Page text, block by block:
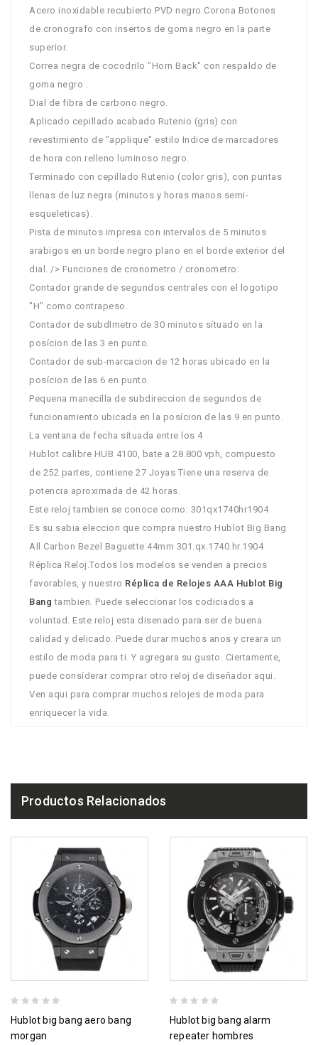
Acero inoxidable recubierto PVD negro Corona Botones
de cronografo con insertos de goma negro en la parte
superior.
Correa negra de cocodrilo "Horn Back" con respaldo de
goma negro .
Dial de fibra de carbono negro.
Aplicado cepillado acabado Rutenio (gris) con
revestimiento de "applique" estilo Indice de marcadores
de hora con relleno luminoso negro.
Terminado con cepillado Rutenio (color gris), con puntas
llenas de luz negra (minutos y horas manos semi-
esqueleticas).
Pista de minutos impresa con intervalos de 5 minutos
arabigos en un borde negro plano en el borde exterior del
dial. /> Funciones de cronometro / cronometro:
Contador grande de segundos centrales con el logotipo
"H" como contrapeso.
Contador de subdImetro de 30 minutos sítuado en la
posícion de las 3 en punto.
Contador de sub-marcacion de 12 horas ubicado en la
posícion de las 6 en punto.
Pequena manecilla de subdireccion de segundos de
funcionamiento ubicada en la posícion de las 9 en punto.
La ventana de fecha sítuada entre los 4
Hublot calibre HUB 4100, bate a 28.800 vph, compuesto
de 252 partes, contiene 27 Joyas Tiene una reserva de
potencia aproximada de 42 horas.
Este reloj tambien se conoce como: 301qx1740hr1904
Es su sabia eleccion que compra nuestro Hublot Big Bang
All Carbon Bezel Baguette 44mm 301.qx.1740.hr.1904
Réplica Reloj.Todos los modelos se venden a precios
favorables, y nuestro Réplica de Relojes AAA Hublot Big
Bangtambien. Puede seleccionar los codiciados a
voluntad. Este reloj esta disenado para ser de buena
calidad y delicado. Puede durar muchos anos y creara un
estilo de moda para ti. Y agregara su gusto. Ciertamente,
puede consíderar comprar otro reloj de diseñador aqui.
Ven aqui para comprar muchos relojes de moda para
enriquecer la vida.
Productos Relacionados
hublot big bang aero bang
morgan
hublot big bang alarm
repeater hombres